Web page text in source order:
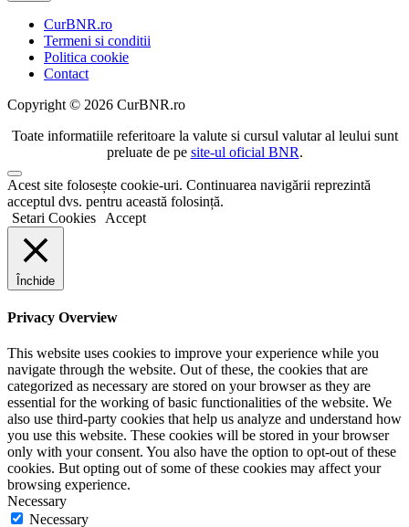
CurBNR.ro
Termeni si conditii
Politica cookie
Contact
Copyright © 2026 CurBNR.ro
Toate informatiile referitoare la valute si cursul valutar al leului sunt
preluate de pe site-ul oficial BNR.
Scroll
to
Top
Acest site folosește cookie-uri. Continuarea navigării reprezintă
acceptul dvs. pentru această folosință.
Setari Cookies
Accept
Închide
Privacy Overview
This website uses cookies to improve your experience while you
navigate through the website. Out of these, the cookies that are
categorized as necessary are stored on your browser as they are
essential for the working of basic functionalities of the website. We
also use third-party cookies that help us analyze and understand how
you use this website. These cookies will be stored in your browser
only with your consent. You also have the option to opt-out of these
cookies. But opting out of some of these cookies may affect your
browsing experience.
Necessary
Necessary